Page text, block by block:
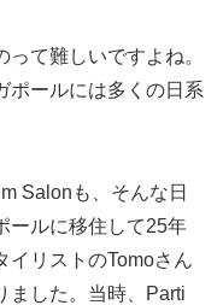
て難しいですよね。
ポールには多くの日系
Salonも、そんな日
ールに移住して25年
イリストのTomoさん
ました。当時、Parti